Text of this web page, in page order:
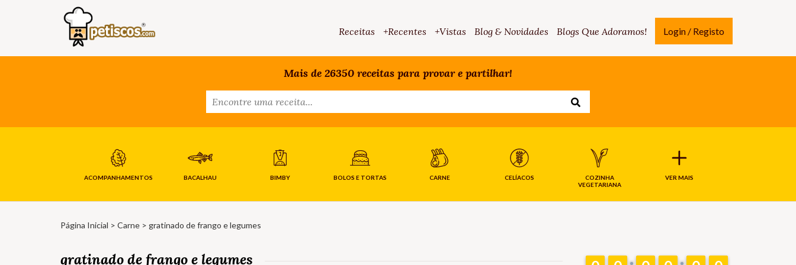
Receitas +Recentes +Vistas Blog & Novidades Blogs Que Adoramos! Login / Registo
Mais de 26350 receitas para provar e partilhar!
ACOMPANHAMENTOS BACALHAU BIMBY BOLOS E TORTAS CARNE CELÍACOS
COZINHA
VEGETARIANA
VER MAIS
Página Inicial > Carne > gratinado de frango e legumes
gratinado de frango e legumes